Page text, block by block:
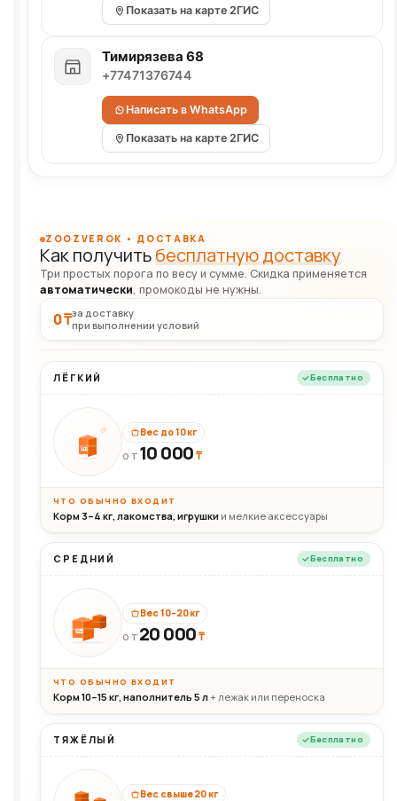
Показать на карте 2ГИС
Тимирязева 68
+77471376744
Написать в WhatsApp
Показать на карте 2ГИС
ZOOZVEROK • ДОСТАВКА
Как получитьбесплатную доставку
Три простых порога по весу и сумме. Скидка применяется
автоматически, промокоды не нужны.
0 ₸за доставку
при выполнении условий
ЛЁГКИЙ Бесплатно
10кг
Вес до 10 кг
ОТ 10 000₸
ЧТО ОБЫЧНО ВХОДИТ
Корм 3–4 кг, лакомства, игрушки и мелкие аксессуары
СРЕДНИЙ Бесплатно
20кг
Вес 10–20 кг
ОТ 20 000₸
ЧТО ОБЫЧНО ВХОДИТ
Корм 10–15 кг, наполнитель 5 л+ лежак или переноска
ТЯЖЁЛЫЙ Бесплатно
Вес свыше 20 кг